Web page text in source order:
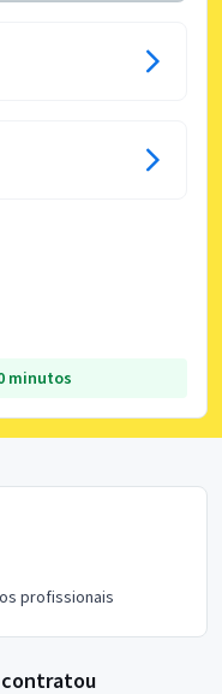
minutos
profissionais
contratou